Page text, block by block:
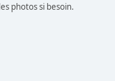
photos si besoin.